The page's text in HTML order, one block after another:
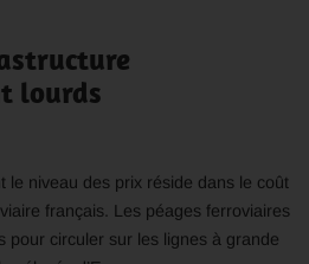
lourds
le niveau des prix réside dans le coût
français. Les péages ferroviaires
pour circuler sur les lignes à grande